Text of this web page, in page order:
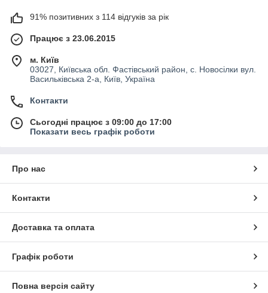
91% позитивних з 114 відгуків за рік
Працює з 23.06.2015
м. Київ
03027, Київська обл. Фастівський район, с. Новосілки вул.
Васильківська 2-а, Київ, Україна
Контакти
Сьогодні працює з 09:00 до 17:00
Показати весь графік роботи
Про нас
Контакти
Доставка та оплата
Графік роботи
Повна версія сайту